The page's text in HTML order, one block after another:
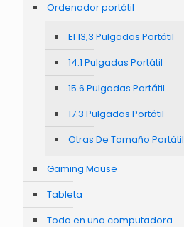
Ordenador portátil
El 13,3 Pulgadas Portátil
14.1 Pulgadas Portátil
15.6 Pulgadas Portátil
17.3 Pulgadas Portátil
Otras De Tamaño Portátil
Gaming Mouse
Tableta
Todo en una computadora